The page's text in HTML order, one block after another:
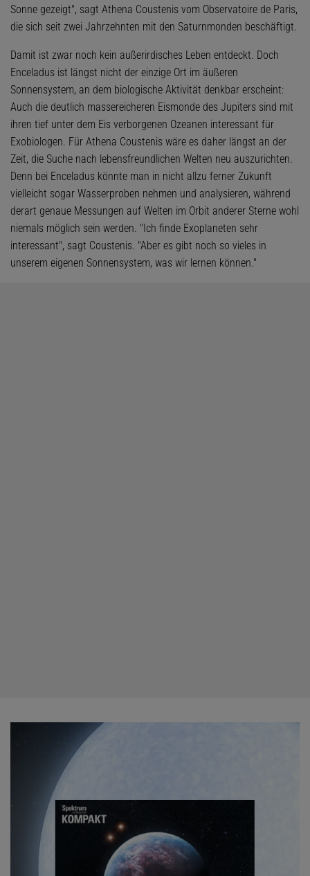
Sonne gezeigt", sagt Athena Coustenis vom Observatoire de Paris,
die sich seit zwei Jahrzehnten mit den Saturnmonden beschäftigt.
Damit ist zwar noch kein außerirdisches Leben entdeckt. Doch
Enceladus ist längst nicht der einzige Ort im äußeren
Sonnensystem, an dem biologische Aktivität denkbar erscheint:
Auch die deutlich massereicheren Eismonde des Jupiters sind mit
ihren tief unter dem Eis verborgenen Ozeanen interessant für
Exobiologen. Für Athena Coustenis wäre es daher längst an der
Zeit, die Suche nach lebensfreundlichen Welten neu auszurichten.
Denn bei Enceladus könnte man in nicht allzu ferner Zukunft
vielleicht sogar Wasserproben nehmen und analysieren, während
derart genaue Messungen auf Welten im Orbit anderer Sterne wohl
niemals möglich sein werden. "Ich finde Exoplaneten sehr
interessant", sagt Coustenis. "Aber es gibt noch so vieles in
unserem eigenen Sonnensystem, was wir lernen können."